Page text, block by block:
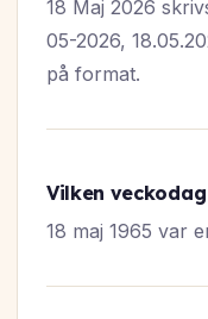
18 Maj 2026
05-2026,
på format.
Vilken
18 maj 1965 var